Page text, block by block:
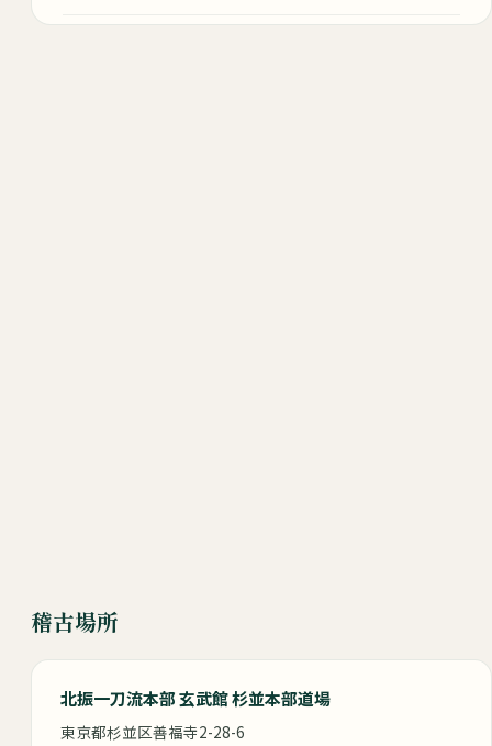
稽古場所
北振一刀流本部 玄武館 杉並本部道場
東京都杉並区善福寺2-28-6